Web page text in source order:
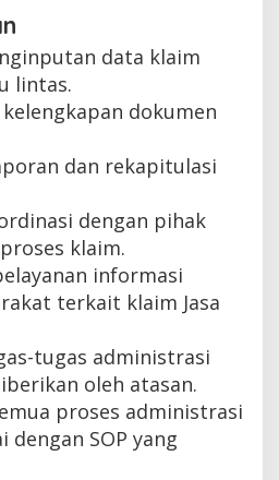
data klaim
lintas.
dokumen
dan rekapitulasi
dengan pihak
klaim.
informasi
terkait klaim Jasa
tugas administrasi
oleh atasan.
proses administrasi
dengan SOP yang